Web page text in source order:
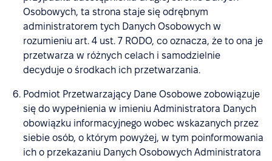
Osobowych, ta strona staje się odrębnym
administratorem tych Danych Osobowych w
rozumieniu art. 4 ust. 7 RODO, co oznacza, że to ona je
przetwarza w różnych celach i samodzielnie
decyduje o środkach ich przetwarzania.
Podmiot Przetwarzający Dane Osobowe zobowiązuje
się do wypełnienia w imieniu Administratora Danych
obowiązku informacyjnego wobec wskazanych przez
siebie osób, o którym powyżej, w tym poinformowania
ich o przekazaniu Danych Osobowych Administratora